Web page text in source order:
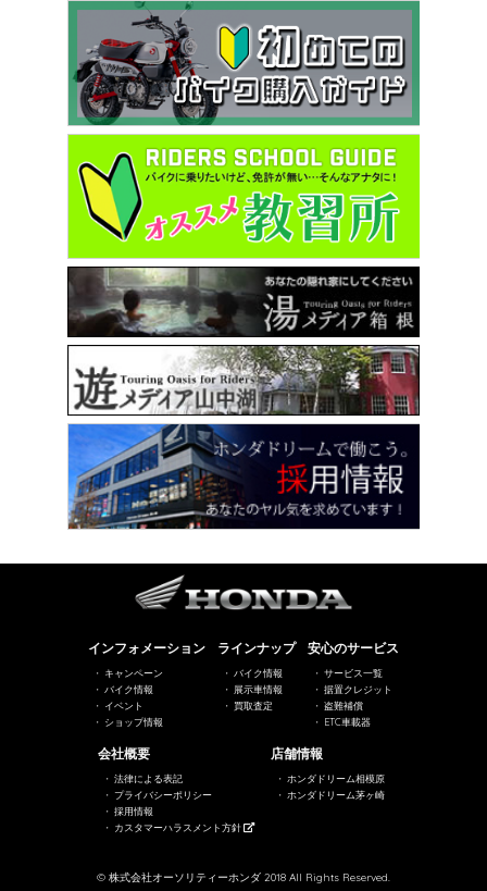
インフォメーション
キャンペーン
バイク情報
イベント
ショップ情報
ラインナップ
バイク情報
展示車情報
買取査定
安心のサービス
サービス一覧
据置クレジット
盗難補償
ETC車載器
会社概要
法律による表記
プライバシーポリシー
採用情報
カスタマーハラスメント方針
店舗情報
ホンダドリーム相模原
ホンダドリーム茅ヶ崎
© 株式会社オーソリティーホンダ 2018 All Rights Reserved.